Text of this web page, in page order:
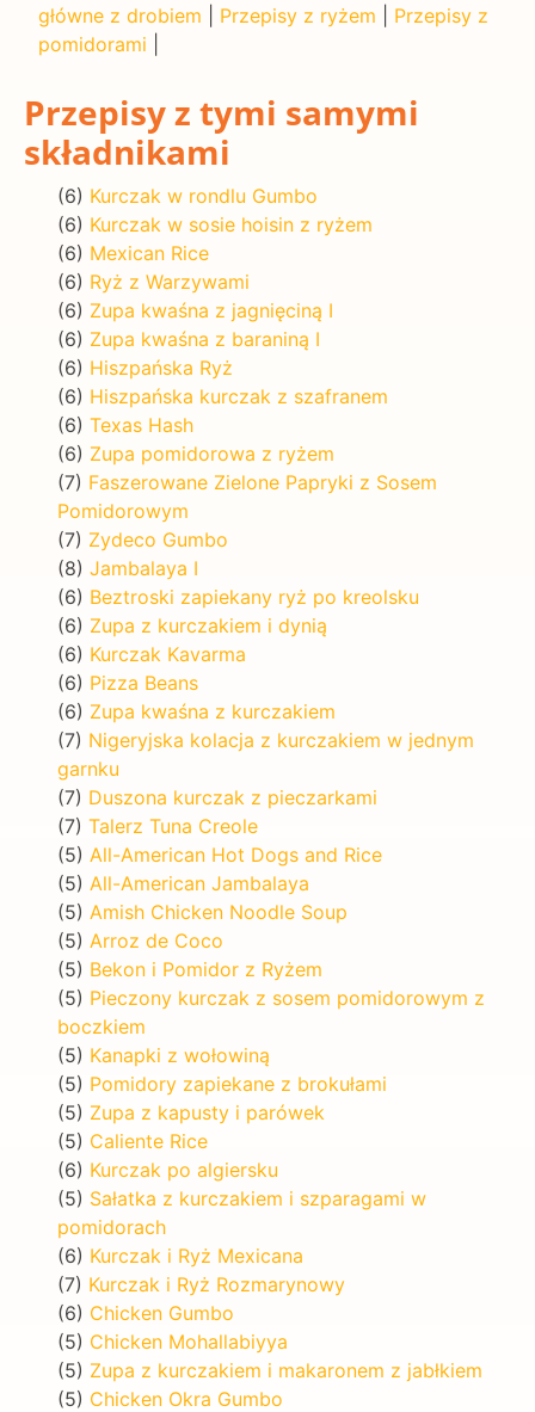
główne z drobiem
Przepisy z ryżem
Przepisy z
pomidorami
Przepisy z tymi samymi
składnikami
(6) Kurczak w rondlu Gumbo
(6) Kurczak w sosie hoisin z ryżem
(6) Mexican Rice
(6) Ryż z Warzywami
(6) Zupa kwaśna z jagnięciną I
(6) Zupa kwaśna z baraniną I
(6) Hiszpańska Ryż
(6) Hiszpańska kurczak z szafranem
(6) Texas Hash
(6) Zupa pomidorowa z ryżem
(7) Faszerowane Zielone Papryki z Sosem
Pomidorowym
(7) Zydeco Gumbo
(8) Jambalaya I
(6) Beztroski zapiekany ryż po kreolsku
(6) Zupa z kurczakiem i dynią
(6) Kurczak Kavarma
(6) Pizza Beans
(6) Zupa kwaśna z kurczakiem
(7) Nigeryjska kolacja z kurczakiem w jednym
garnku
(7) Duszona kurczak z pieczarkami
(7) Talerz Tuna Creole
(5) All-American Hot Dogs and Rice
(5) All-American Jambalaya
(5) Amish Chicken Noodle Soup
(5) Arroz de Coco
(5) Bekon i Pomidor z Ryżem
(5) Pieczony kurczak z sosem pomidorowym z
boczkiem
(5) Kanapki z wołowiną
(5) Pomidory zapiekane z brokułami
(5) Zupa z kapusty i parówek
(5) Caliente Rice
(6) Kurczak po algiersku
(5) Sałatka z kurczakiem i szparagami w
pomidorach
(6) Kurczak i Ryż Mexicana
(7) Kurczak i Ryż Rozmarynowy
(6) Chicken Gumbo
(5) Chicken Mohallabiyya
(5) Zupa z kurczakiem i makaronem z jabłkiem
(5) Chicken Okra Gumbo